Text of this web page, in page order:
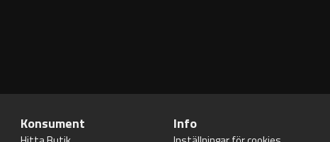
Konsument Info